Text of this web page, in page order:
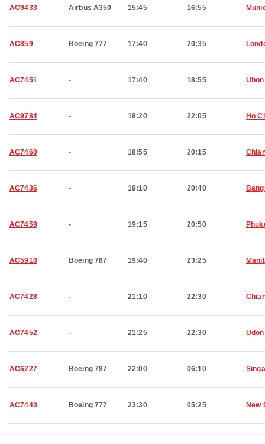
AC9433 Airbus A350 15:45 16:55
AC859 Boeing 777 17:40 20:35
AC7451 - 17:40 18:55
AC9784 - 18:20 22:05 Ho
AC7460 - 18:55 20:15
AC7436 - 19:10 20:40
AC7459 - 19:15 20:50
AC5910 Boeing 787 19:40 23:25
AC7428 - 21:10 22:30
AC7452 - 21:25 22:30
AC6227 Boeing 787 22:00 06:10
AC7440 Boeing 777 23:30 05:25 New